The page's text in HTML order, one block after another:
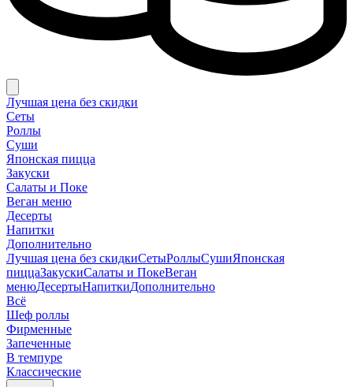
Лучшая цена без скидки
Сеты
Роллы
Суши
Японская пицца
Закуски
Салаты и Поке
Веган меню
Десерты
Напитки
Дополнительно
Лучшая цена без скидкиСетыРоллыСушиЯпонская
пиццаЗакускиСалаты и ПокеВеган
менюДесертыНапиткиДополнительно
Всё
Шеф роллы
Фирменные
Запеченные
В темпуре
Классические